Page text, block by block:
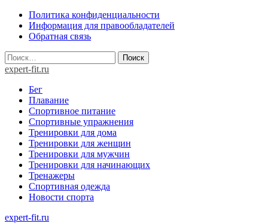
Skip
content
Политика конфиденциальности
Информация для правообладателей
Обратная связь
Найти:
expert-fit.ru
Бег
Плавание
Спортивное питание
Спортивные упражнения
Тренировки для дома
Тренировки для женщин
Тренировки для мужчин
Тренировки для начинающих
Тренажеры
Спортивная одежда
Новости спорта
expert-fit.ru